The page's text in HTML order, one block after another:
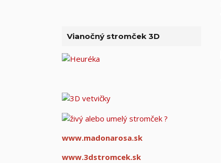
Vianočný stromček 3D
www.madonarosa.sk
www.3dstromcek.sk